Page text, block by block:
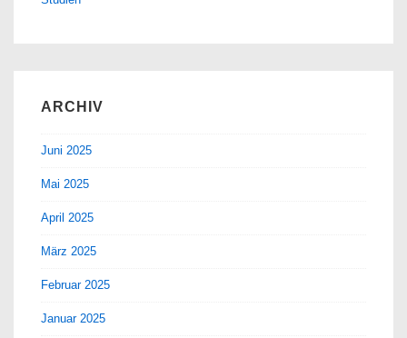
ARCHIV
Juni 2025
Mai 2025
April 2025
März 2025
Februar 2025
Januar 2025